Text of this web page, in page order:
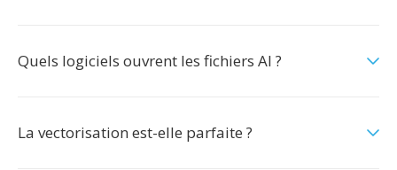
Quels logiciels ouvrent les fichiers AI ?
La vectorisation est-elle parfaite ?